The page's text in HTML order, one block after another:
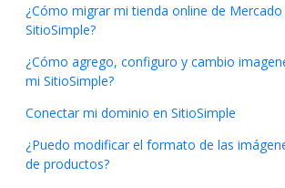
¿Cómo migrar mi tienda online de Mercado
SitioSimple?
¿Cómo agrego, configuro y cambio
mi SitioSimple?
Conectar mi dominio en SitioSimple
¿Puedo modificar el formato de las
de productos?